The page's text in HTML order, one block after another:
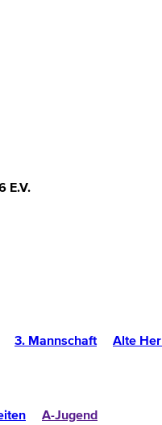
E.V.
3. Mannschaft Alte
A-Jugend